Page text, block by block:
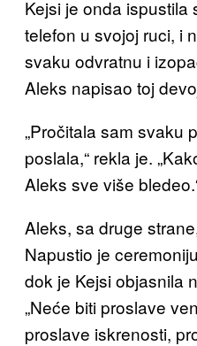
Kejsi je onda ispustila
telefon u svojoj ruci, i
svaku odvratnu i
Aleks napisao toj
„Pročitala sam svaku
poslala,“ rekla je.
Aleks sve više
Aleks, sa druge
Napustio je
dok je Kejsi objasnila
„Neće biti proslave
proslave iskrenosti,